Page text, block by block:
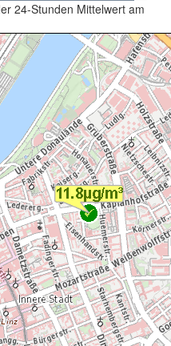
24-Stunden Mittelwert am